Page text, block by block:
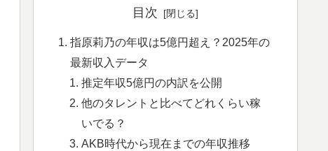
目次
指原莉乃の年収は5億円超え？2025年の
最新収入データ
推定年収5億円の内訳を公開
他のタレントと比べてどれくらい稼
いでる？
AKB時代から現在までの年収推移